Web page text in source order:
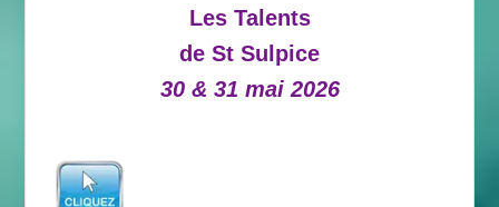
Les Talents
de St Sulpice
30 & 31 mai 2026